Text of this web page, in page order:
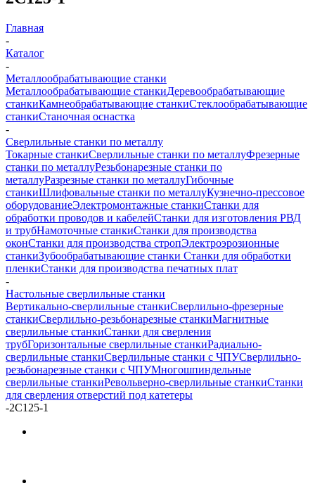
Главная
-
Каталог
-
Металлообрабатывающие станки
Металлообрабатывающие станкиДеревообрабатывающие
станкиКамнеобрабатывающие станкиСтеклообрабатывающие
станкиСтаночная оснастка
-
Сверлильные станки по металлу
Токарные станкиСверлильные станки по металлуФрезерные
станки по металлуРезьбонарезные станки по
металлуРазрезные станки по металлуГибочные
станкиШлифовальные станки по металлуКузнечно-прессовое
оборудованиеЭлектромонтажные станкиСтанки для
обработки проводов и кабелейСтанки для изготовления РВД
и трубНамоточные станкиСтанки для производства
оконСтанки для производства стропЭлектроэрозионные
станкиЗубообрабатывающие станки Станки для обработки
пленкиСтанки для производства печатных плат
-
Настольные сверлильные станки
Вертикально-сверлильные станкиСверлильно-фрезерные
станкиСверлильно-резьбонарезные станкиМагнитные
сверлильные станкиСтанки для сверления
трубГоризонтальные сверлильные станкиРадиально-
сверлильные станкиСверлильные станки с ЧПУСверлильно-
резьбонарезные станки с ЧПУМногошпиндельные
сверлильные станкиРевольверно-сверлильные станкиСтанки
для сверления отверстий под катетеры
-2С125-1